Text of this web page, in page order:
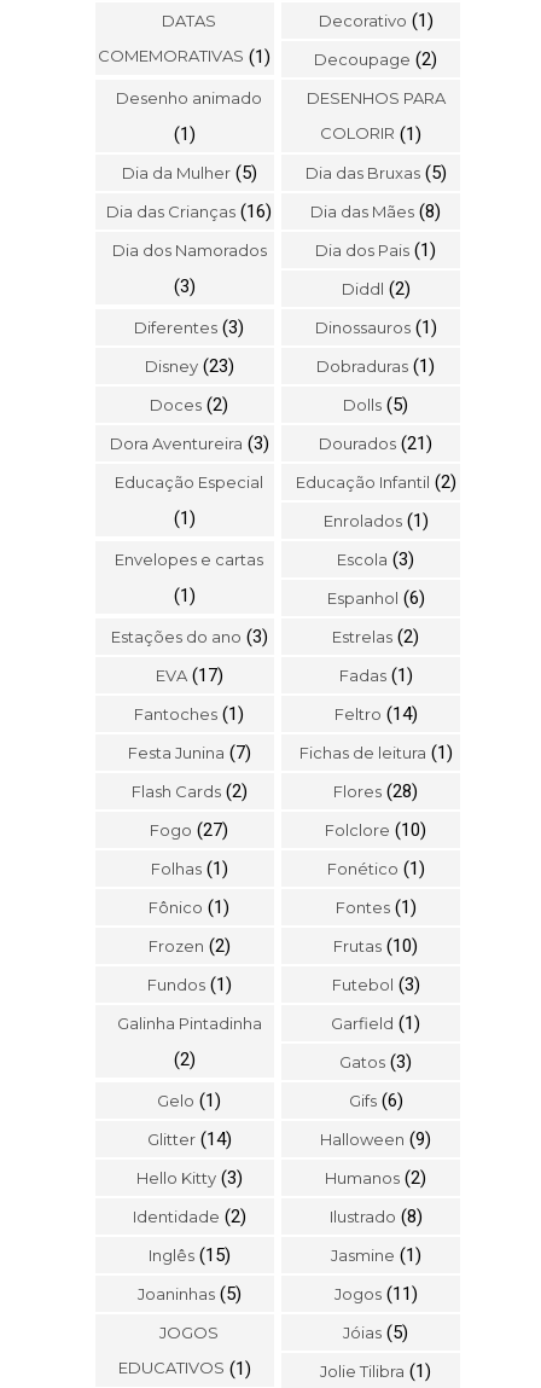
DATAS
COMEMORATIVAS (1)
Decorativo (1)
Decoupage (2)
Desenho animado
(1)
DESENHOS PARA
COLORIR (1)
Dia da Mulher (5) Dia das Bruxas (5)
Dia das Crianças (16) Dia das Mães (8)
Dia dos Namorados
(3)
Dia dos Pais (1)
Diddl (2)
Diferentes (3) Dinossauros (1)
Disney (23) Dobraduras (1)
Doces (2) Dolls (5)
Dora Aventureira (3) Dourados (21)
Educação Especial
(1)
Educação Infantil (2)
Enrolados (1)
Envelopes e cartas
(1)
Escola (3)
Espanhol (6)
Estações do ano (3) Estrelas (2)
EVA (17) Fadas (1)
Fantoches (1) Feltro (14)
Festa Junina (7) Fichas de leitura (1)
Flash Cards (2) Flores (28)
Fogo (27) Folclore (10)
Folhas (1) Fonético (1)
Fônico (1) Fontes (1)
Frozen (2) Frutas (10)
Fundos (1) Futebol (3)
Galinha Pintadinha
(2)
Garfield (1)
Gatos (3)
Gelo (1) Gifs (6)
Glitter (14) Halloween (9)
Hello Kitty (3) Humanos (2)
Identidade (2) Ilustrado (8)
Inglês (15) Jasmine (1)
Joaninhas (5) Jogos (11)
JOGOS
EDUCATIVOS (1)
Jóias (5)
Jolie Tilibra (1)